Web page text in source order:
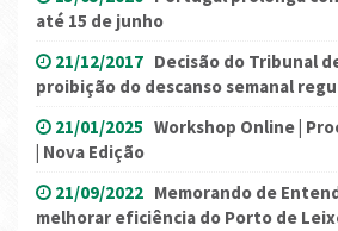
até 15 de junho
21/12/2017 Decisão do Tribunal
proibição do descanso semanal
21/01/2025 Workshop Online |
| Nova Edição
21/09/2022 Memorando de
melhorar eficiência do Porto de